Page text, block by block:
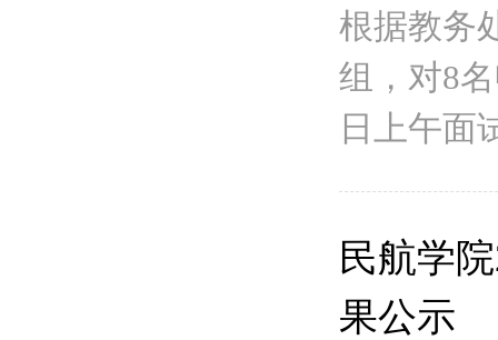
根据教务
组，对8
日上午面
民航学
果公示